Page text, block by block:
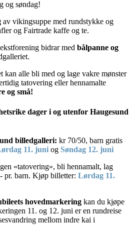
og søndag!
av vikingsuppe med rundstykke og
og Fairtrade kaffe og te.
bidrar med bålpanne og
kan alle bli med og lage vakre mønster
tatovering eller hennamalte
og små!
dager i og utenfor Haugesund
billedgalleri: kr 70/50, barn gratis
11. juni og Søndag 12. juni
«tatovering», bli hennamalt, lag
pr. barn. Kjøp billetter: Lørdag 11.
hovedmarkering kan du kjøpe
11. og 12. juni er en rundreise
mellom indre kai i